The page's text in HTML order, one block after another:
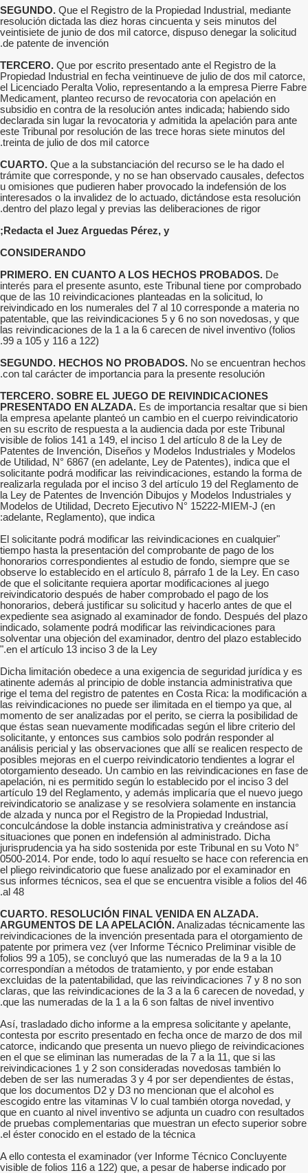
SEGUNDO. Que el Registro de la Propiedad Industrial, mediante
resolución dictada las diez horas cincuenta y seis minutos del
veintisiete de junio de dos mil catorce, dispuso denegar la solicitud
de patente de invención.
TERCERO. Que por escrito presentado ante el Registro de la
Propiedad Industrial en fecha veintinueve de julio de dos mil catorce,
el Licenciado Peralta Volio, representando a la empresa Pierre Fabre
Medicament, planteo recurso de revocatoria con apelación en
subsidio en contra de la resolución antes indicada; habiendo sido
declarada sin lugar la revocatoria y admitida la apelación para ante
este Tribunal por resolución de las trece horas siete minutos del
treinta de julio de dos mil catorce.
CUARTO. Que a la substanciación del recurso se le ha dado el
trámite que corresponde, y no se han observado causales, defectos
u omisiones que pudieren haber provocado la indefensión de los
interesados o la invalidez de lo actuado, dictándose esta resolución
dentro del plazo legal y previas las deliberaciones de rigor.
Redacta el Juez Arguedas Pérez, y;
CONSIDERANDO
PRIMERO. EN CUANTO A LOS HECHOS PROBADOS. De
interés para el presente asunto, este Tribunal tiene por comprobado
que de las 10 reivindicaciones planteadas en la solicitud, lo
reivindicado en los numerales del 7 al 10 corresponde a materia no
patentable, que las reivindicaciones 5 y 6 no son novedosas, y que
las reivindicaciones de la 1 a la 6 carecen de nivel inventivo (folios
99 a 105 y 116 a 122).
SEGUNDO. HECHOS NO PROBADOS. No se encuentran hechos
con tal carácter de importancia para la presente resolución.
TERCERO. SOBRE EL JUEGO DE REIVINDICACIONES
PRESENTADO EN ALZADA. Es de importancia resaltar que si bien
la empresa apelante planteó un cambio en el cuerpo reivindicatorio
en su escrito de respuesta a la audiencia dada por este Tribunal
visible de folios 141 a 149, el inciso 1 del artículo 8 de la Ley de
Patentes de Invención, Diseños y Modelos Industriales y Modelos
de Utilidad, N° 6867 (en adelante, Ley de Patentes), indica que el
solicitante podrá modificar las reivindicaciones, estando la forma de
realizarla regulada por el inciso 3 del artículo 19 del Reglamento de
la Ley de Patentes de Invención Dibujos y Modelos Industriales y
Modelos de Utilidad, Decreto Ejecutivo N° 15222-MIEM-J (en
adelante, Reglamento), que indica:
"El solicitante podrá modificar las reivindicaciones en cualquier
tiempo hasta la presentación del comprobante de pago de los
honorarios correspondientes al estudio de fondo, siempre que se
observe lo establecido en el artículo 8, párrafo 1 de la Ley. En caso
de que el solicitante requiera aportar modificaciones al juego
reivindicatorio después de haber comprobado el pago de los
honorarios, deberá justificar su solicitud y hacerlo antes de que el
expediente sea asignado al examinador de fondo. Después del plazo
indicado, solamente podrá modificar las reivindicaciones para
solventar una objeción del examinador, dentro del plazo establecido
en el artículo 13 inciso 3 de la Ley."
Dicha limitación obedece a una exigencia de seguridad jurídica y es
atinente además al principio de doble instancia administrativa que
rige el tema del registro de patentes en Costa Rica: la modificación a
las reivindicaciones no puede ser ilimitada en el tiempo ya que, al
momento de ser analizadas por el perito, se cierra la posibilidad de
que éstas sean nuevamente modificadas según el libre criterio del
solicitante, y entonces sus cambios solo podrán responder al
análisis pericial y las observaciones que allí se realicen respecto de
posibles mejoras en el cuerpo reivindicatorio tendientes a lograr el
otorgamiento deseado. Un cambio en las reivindicaciones en fase de
apelación, ni es permitido según lo establecido por el inciso 3 del
artículo 19 del Reglamento, y además implicaría que el nuevo juego
reivindicatorio se analizase y se resolviera solamente en instancia
de alzada y nunca por el Registro de la Propiedad Industrial,
conculcándose la doble instancia administrativa y creándose así
situaciones que ponen en indefensión al administrado. Dicha
jurisprudencia ya ha sido sostenida por este Tribunal en su Voto N°
0500-2014. Por ende, todo lo aquí resuelto se hace con referencia en
el pliego reivindicatorio que fuese analizado por el examinador en
sus informes técnicos, sea el que se encuentra visible a folios del 46
al 48.
CUARTO. RESOLUCIÓN FINAL VENIDA EN ALZADA.
ARGUMENTOS DE LA APELACIÓN.Analizadas técnicamente las
reivindicaciones de la invención presentada para el otorgamiento de
patente por primera vez (ver Informe Técnico Preliminar visible de
folios 99 a 105), se concluyó que las numeradas de la 9 a la 10
correspondían a métodos de tratamiento, y por ende estaban
excluidas de la patentabilidad, que las reivindicaciones 7 y 8 no son
claras, que las reivindicaciones de la 3 a la 6 carecen de novedad, y
que las numeradas de la 1 a la 6 son faltas de nivel inventivo.
Así, trasladado dicho informe a la empresa solicitante y apelante,
contesta por escrito presentado en fecha once de marzo de dos mil
catorce, indicando que presenta un nuevo pliego de reivindicaciones
en el que se eliminan las numeradas de la 7 a la 11, que si las
reivindicaciones 1 y 2 son consideradas novedosas también lo
deben de ser las numeradas 3 y 4 por ser dependientes de éstas,
que los documentos D2 y D3 no mencionan que el alcohol es
escogido entre las vitaminas V lo cual también otorga novedad, y
que en cuanto al nivel inventivo se adjunta un cuadro con resultados
de pruebas complementarias que muestran un efecto superior sobre
el éster conocido en el estado de la técnica.
A ello contesta el examinador (ver Informe Técnico Concluyente
visible de folios 116 a 122) que, a pesar de haberse indicado por